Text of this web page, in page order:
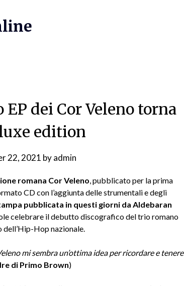
dei Cor Veleno torna
edition
22, 2021 byadmin
romana Cor Veleno, pubblicato per la prima
CD con l’aggiunta delle strumentali e degli
pubblicata in questi giorni da Aldebaran
celebrare il debutto discografico del trio romano
Hop nazionale.
mi sembra un’ottima idea per ricordare e tenere
di Primo Brown)